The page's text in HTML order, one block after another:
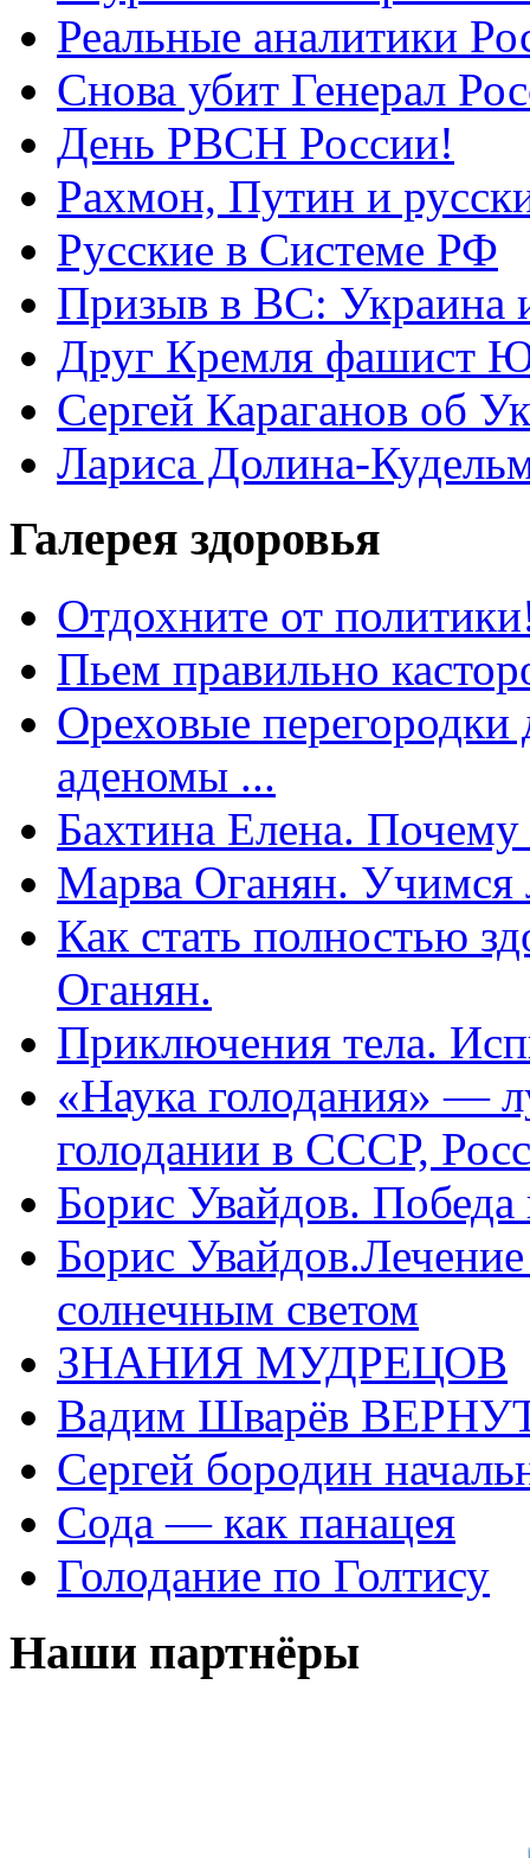
Реальные аналитики
Снова убит Генерал
День РВСН России!
Рахмон, Путин и
Русские в Системе РФ
Призыв в ВС: Украина
Друг Кремля фашист
Сергей Караганов об
Лариса Долина-
Галерея здоровья
Отдохните от
Пьем правильно
Ореховые перегородки
аденомы ...
Бахтина Елена.
Марва Оганян. Учимся
Как стать полностью
Оганян.
Приключения тела.
«Наука голодания» —
голодании в СССР,
Борис Увайдов.
Борис
солнечным светом
ЗНАНИЯ МУДРЕЦОВ
Вадим Шварёв
Сергей бородин
Сода — как панацея
Голодание по Голтису
Наши партнёры